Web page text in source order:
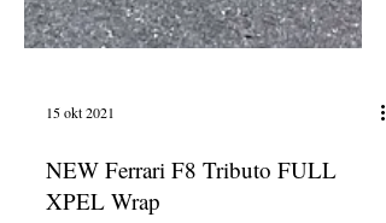
15 okt 2021